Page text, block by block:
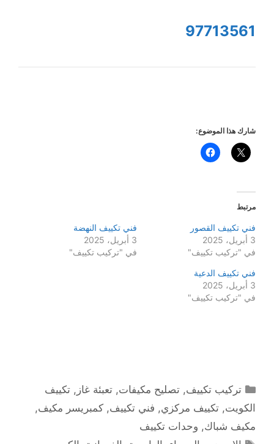
97713561
شارك هذا الموضوع:
مرتبط
فني تكييف القصور
3 أبريل، 2025
في "تركيب تكييف"
فني تكييف النهضة
3 أبريل، 2025
في "تركيب تكييف"
فني تكييف الدعية
3 أبريل، 2025
في "تركيب تكييف"
التصنيفات
تركيب تكييف,تصليح مكيفات,تعبئة غاز ,تكييف
الكويت, تكييف مركزي, فني تكييف, كمبريسر مكيف,
مكيف شباك, وحدات تكييف